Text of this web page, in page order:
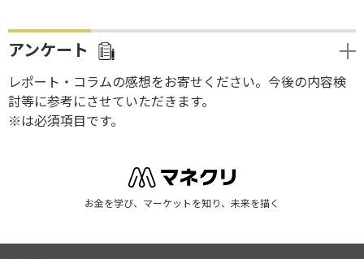
アンケート
レポート・コラムの感想をお寄せください。今後の内容検
討等に参考にさせていただきます。
※は必須項目です。
お金を学び、マーケットを知り、未来を描く